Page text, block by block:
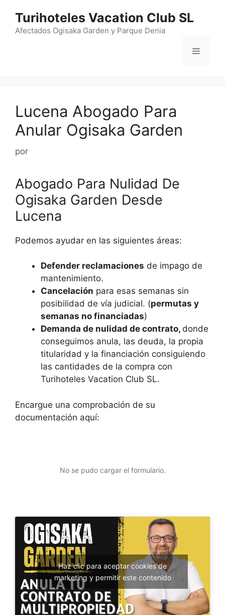
contenido
Turihoteles Vacation Club SL
Afectados Ogisaka Garden y Parque Denia
Menú
Lucena Abogado Para
Anular Ogisaka Garden
por
Abogado Para Nulidad De
Ogisaka Garden Desde
Lucena
Podemos ayudar en las siguientes áreas:
Defender reclamaciones de impago de
mantenimiento.
Cancelación para esas semanas sin
posibilidad de vía judicial. (permutas y
semanas no financiadas)
Demanda de nulidad de contrato, donde
conseguimos anula, las deuda, la propia
titularidad y la financiación consiguiendo
las cantidades de la compra con
Turihoteles Vacation Club SL.
Encargue una comprobación de su
documentación aquí:
No se pudo cargar el formulario.
Haz clic para aceptar cookies de
marketing y permitir este contenido